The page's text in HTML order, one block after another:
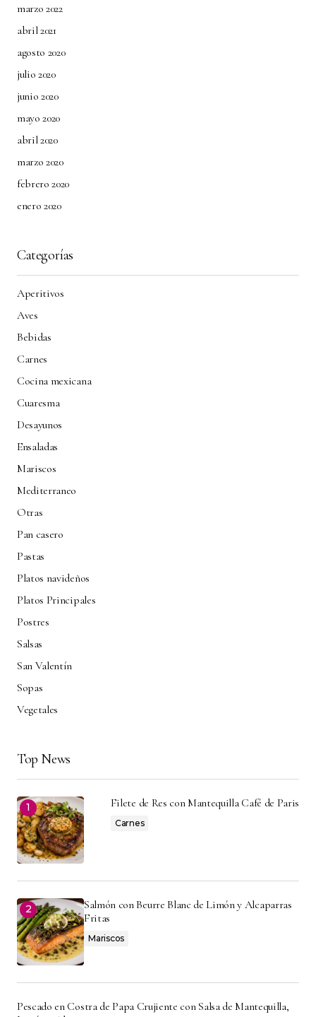
marzo 2022
abril 2021
agosto 2020
julio 2020
junio 2020
mayo 2020
abril 2020
marzo 2020
febrero 2020
enero 2020
Categorías
Aperitivos
Aves
Bebidas
Carnes
Cocina mexicana
Cuaresma
Desayunos
Ensaladas
Mariscos
Mediterraneo
Otras
Pan casero
Pastas
Platos navideños
Platos Principales
Postres
Salsas
San Valentín
Sopas
Vegetales
Top News
Filete de Res con Mantequilla Café de Paris
Carnes
Salmón con Beurre Blanc de Limón y Alcaparras
Fritas
Mariscos
Pescado en Costra de Papa Crujiente con Salsa de Mantequilla,